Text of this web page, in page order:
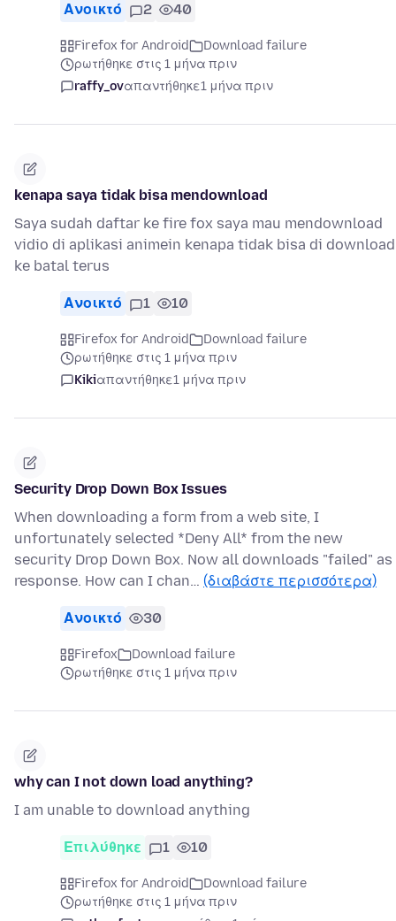
Ανοικτό 2 40
Firefox for Android
Download failure
ρωτήθηκε στις 1 μήνα πριν
raffy_ovαπαντήθηκε1 μήνα πριν
kenapa saya tidak bisa mendownload
Saya sudah daftar ke fire fox saya mau mendownload
vidio di aplikasi animein kenapa tidak bisa di download
ke batal terus
Ανοικτό 1 10
Firefox for Android
Download failure
ρωτήθηκε στις 1 μήνα πριν
Kikiαπαντήθηκε1 μήνα πριν
Security Drop Down Box Issues
When downloading a form from a web site, I
unfortunately selected *Deny All* from the new
security Drop Down Box. Now all downloads "failed" as
response. How can I chan… (διαβάστε περισσότερα)
Ανοικτό 30
Firefox
Download failure
ρωτήθηκε στις 1 μήνα πριν
why can I not down load anything?
I am unable to download anything
Επιλύθηκε 1 10
Firefox for Android
Download failure
ρωτήθηκε στις 1 μήνα πριν